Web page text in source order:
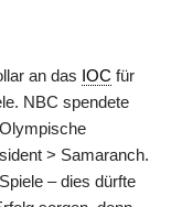
an das IOC für
NBC spendete
> Samaranch.
– dies dürfte